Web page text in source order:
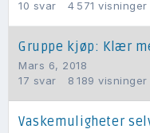
10 svar 4 571 visninger
Gruppe kjøp: Klær
Mars 6, 2018
17 svar 8 189 visninger
Vaskemuligheter